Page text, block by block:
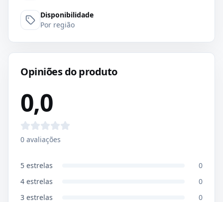
Disponibilidade
Por região
Opiniões do produto
0,0
0 avaliações
5 estrelas
0
4 estrelas
0
3 estrelas 0